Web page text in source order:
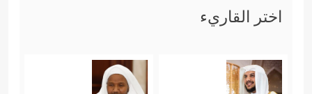
اختر القاريء